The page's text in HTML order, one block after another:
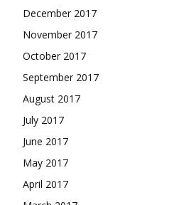
December 2017
November 2017
October 2017
September 2017
August 2017
July 2017
June 2017
May 2017
April 2017